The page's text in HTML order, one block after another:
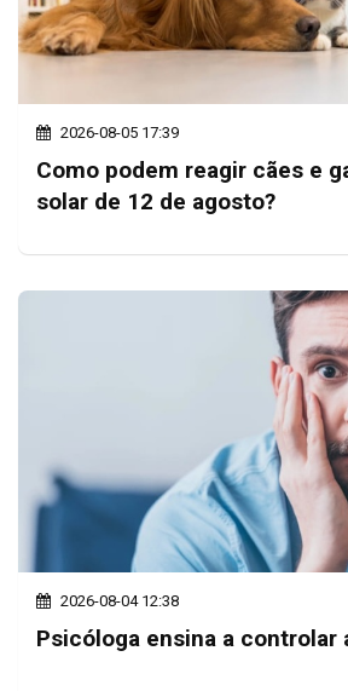
2026-08-05 17:39
Como podem reagir cães e
solar de 12 de agosto?
2026-08-04 12:38
Psicóloga ensina a controlar